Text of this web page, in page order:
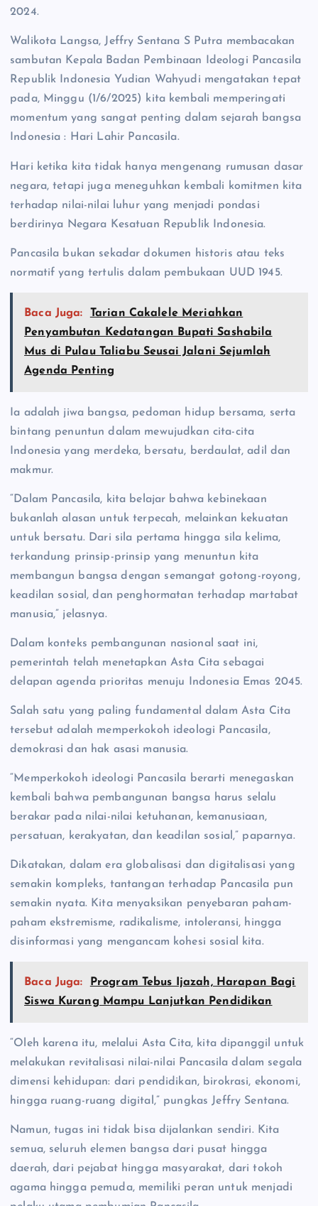
2024.
Walikota Langsa, Jeffry Sentana S Putra membacakan
sambutan Kepala Badan Pembinaan Ideologi Pancasila
Republik Indonesia Yudian Wahyudi mengatakan tepat
pada, Minggu (1/6/2025) kita kembali memperingati
momentum yang sangat penting dalam sejarah bangsa
Indonesia : Hari Lahir Pancasila.
Hari ketika kita tidak hanya mengenang rumusan dasar
negara, tetapi juga meneguhkan kembali komitmen kita
terhadap nilai-nilai luhur yang menjadi pondasi
berdirinya Negara Kesatuan Republik Indonesia.
Pancasila bukan sekadar dokumen historis atau teks
normatif yang tertulis dalam pembukaan UUD 1945.
Baca Juga:
Tarian Cakalele Meriahkan
Penyambutan Kedatangan Bupati Sashabila
Mus di Pulau Taliabu Seusai Jalani Sejumlah
Agenda Penting
Ia adalah jiwa bangsa, pedoman hidup bersama, serta
bintang penuntun dalam mewujudkan cita-cita
Indonesia yang merdeka, bersatu, berdaulat, adil dan
makmur.
“Dalam Pancasila, kita belajar bahwa kebinekaan
bukanlah alasan untuk terpecah, melainkan kekuatan
untuk bersatu. Dari sila pertama hingga sila kelima,
terkandung prinsip-prinsip yang menuntun kita
membangun bangsa dengan semangat gotong-royong,
keadilan sosial, dan penghormatan terhadap martabat
manusia,” jelasnya.
Dalam konteks pembangunan nasional saat ini,
pemerintah telah menetapkan Asta Cita sebagai
delapan agenda prioritas menuju Indonesia Emas 2045.
Salah satu yang paling fundamental dalam Asta Cita
tersebut adalah memperkokoh ideologi Pancasila,
demokrasi dan hak asasi manusia.
“Memperkokoh ideologi Pancasila berarti menegaskan
kembali bahwa pembangunan bangsa harus selalu
berakar pada nilai-nilai ketuhanan, kemanusiaan,
persatuan, kerakyatan, dan keadilan sosial,” paparnya.
Dikatakan, dalam era globalisasi dan digitalisasi yang
semakin kompleks, tantangan terhadap Pancasila pun
semakin nyata. Kita menyaksikan penyebaran paham-
paham ekstremisme, radikalisme, intoleransi, hingga
disinformasi yang mengancam kohesi sosial kita.
Baca Juga:
Program Tebus Ijazah, Harapan Bagi
Siswa Kurang Mampu Lanjutkan Pendidikan
“Oleh karena itu, melalui Asta Cita, kita dipanggil untuk
melakukan revitalisasi nilai-nilai Pancasila dalam segala
dimensi kehidupan: dari pendidikan, birokrasi, ekonomi,
hingga ruang-ruang digital,” pungkas Jeffry Sentana.
Namun, tugas ini tidak bisa dijalankan sendiri. Kita
semua, seluruh elemen bangsa dari pusat hingga
daerah, dari pejabat hingga masyarakat, dari tokoh
agama hingga pemuda, memiliki peran untuk menjadi